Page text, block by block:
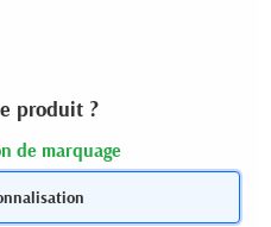
produit ?
de marquage